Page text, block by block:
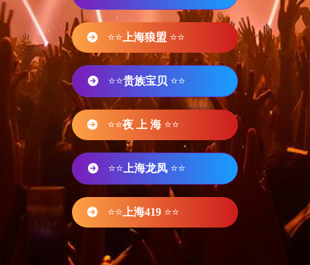
⭐⭐ 上海狼盟 ⭐⭐
⭐⭐贵族宝贝 ⭐⭐
⭐⭐夜 上 海 ⭐⭐
⭐⭐ 上海龙凤 ⭐⭐
⭐⭐ 上海419 ⭐⭐